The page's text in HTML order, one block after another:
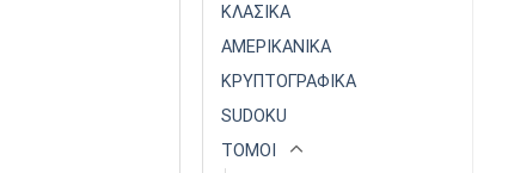
ΚΛΑΣΙΚΑ
ΑΜΕΡΙΚΑΝΙΚΑ
ΚΡΥΠΤΟΓΡΑΦΙΚΑ
SUDOKU
ΤΟΜΟΙ